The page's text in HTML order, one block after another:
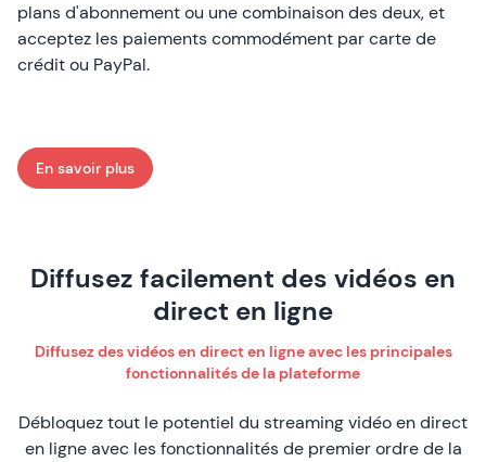
plans d'abonnement ou une combinaison des deux, et
acceptez les paiements commodément par carte de
crédit ou PayPal.
En savoir plus: Monétisez vos événements en direct
Diffusez facilement des vidéos en
direct en ligne
Diffusez des vidéos en direct en ligne avec les principales
fonctionnalités de la plateforme
Débloquez tout le potentiel du streaming vidéo en direct
en ligne avec les fonctionnalités de premier ordre de la